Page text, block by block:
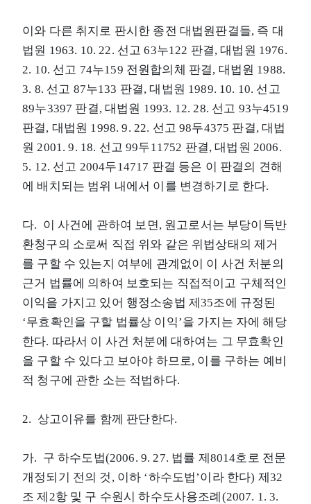
이와 다른 취지로 판시한 종전 대법원판결들, 즉 대
법원 1963. 10. 22. 선고 63누122 판결, 대법원 1976.
2. 10. 선고 74누159 전원합의체 판결, 대법원 1988.
3. 8. 선고 87누133 판결, 대법원 1989. 10. 10. 선고
89누3397 판결, 대법원 1993. 12. 28. 선고 93누4519
판결, 대법원 1998. 9. 22. 선고 98두4375 판결, 대법
원 2001. 9. 18. 선고 99두11752 판결, 대법원 2006.
5. 12. 선고 2004두14717 판결 등은 이 판결의 견해
에 배치되는 범위 내에서 이를 변경하기로 한다.
다. 이 사건에 관하여 보면, 원고로서는 부당이득반
환청구의 소로써 직접 위와 같은 위법상태의 제거
를 구할 수 있는지 여부에 관계없이 이 사건 처분의
근거 법률에 의하여 보호되는 직접적이고 구체적인
이익을 가지고 있어 행정소송법 제35조에 규정된
‘무효확인을 구할 법률상 이익’을 가지는 자에 해당
한다. 따라서 이 사건 처분에 대하여는 그 무효확인
을 구할 수 있다고 보아야 하므로, 이를 구하는 예비
적 청구에 관한 소는 적법하다.
2. 상고이유를 함께 판단한다.
가. 구 하수도법(2006. 9. 27. 법률 제8014호로 전문
개정되기 전의 것, 이하 ‘하수도법’이라 한다) 제32
조 제2항 및 구 수원시 하수도사용조례(2007. 1. 3.